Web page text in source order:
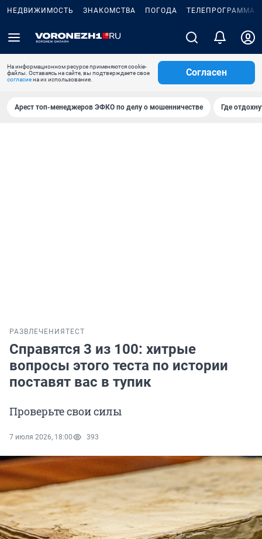
НЕДВИЖИМОСТЬ ЗНАКОМСТВА ПОГОДА ТЕЛЕПРОГРАММА
На информационном ресурсе применяются cookie-
файлы. Оставаясь на сайте, вы подтверждаете свое
согласиена их использование.
Согласен
Арест топ-менеджеров ЭФКО по делу о мошенничестве Где
РАЗВЛЕЧЕНИЯ ТЕСТ
Справятся 3 из 100: хитрые
вопросы этого теста по истории
поставят вас в тупик
Проверьте свои силы
7 июля 2026, 18:00 393